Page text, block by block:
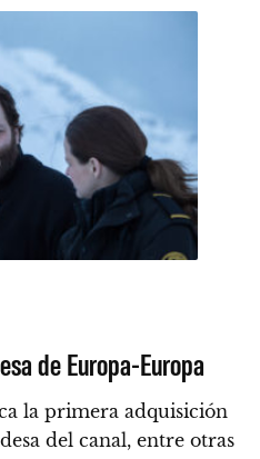
de Europa-Europa
la primera adquisición
del canal, entre otras